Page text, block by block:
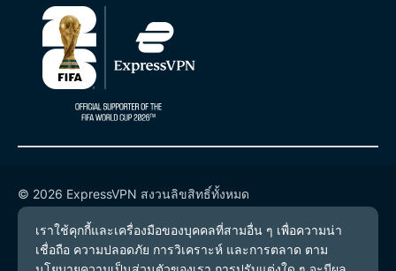
© 2026 ExpressVPN สงวนลิขสิทธิ์ทั้งหมด
นโยบายความเป็นส่วนตัว
เงื่อนไขการให้บริการ
การตั้งค่าคุกกี้